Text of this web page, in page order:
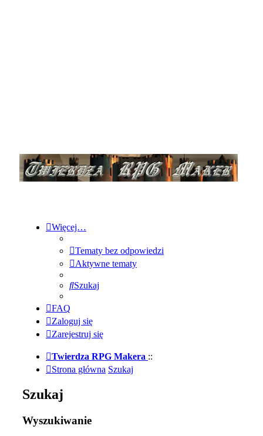
Więcej…
Tematy bez odpowiedzi
Aktywne tematy
Szukaj
FAQ
Zaloguj się
Zarejestruj się
Twierdza RPG Makera ::
Strona główna Szukaj
Szukaj
Wyszukiwanie